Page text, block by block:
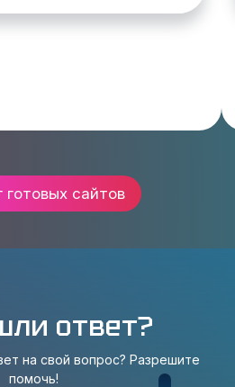
готовых сайтов
ответ?
на свой вопрос? Разрешите
помочь!